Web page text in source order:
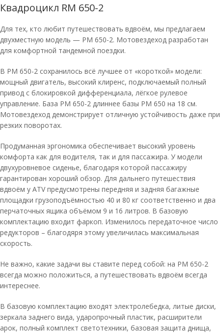
Квадроцикл RМ 650-2
Для тех, кто любит путешествовать вдвоём, мы предлагаем
двухместную модель — РМ 650-2. Мотовездеход разработан
для комфортной тандемной поездки.
В РМ 650-2 сохранилось всё лучшее от «короткой» модели:
мощный двигатель, высокий клиренс, подключаемый полный
привод с блокировкой дифференциала, лёгкое рулевое
управление. База РМ 650-2 длиннее базы РМ 650 на 18 см.
Мотовездеход демонстрирует отличную устойчивость даже при
резких поворотах.
Продуманная эргономика обеспечивает высокий уровень
комфорта как для водителя, так и для пассажира. У модели
двухуровневое сиденье, благодаря которой пассажиру
гарантирован хороший обзор. Для дальнего путешествия
вдвоём у ATV предусмотрены передняя и задняя багажные
площадки грузоподъёмностью 40 и 80 кг соответственно и два
перчаточных ящика объёмом 9 и 16 литров. В базовую
комплектацию входит фаркоп. Изменилось передаточное число
редукторов – благодяря этому увеличилась максимальная
скорость.
Не важно, какие задачи вы ставите перед собой: на РМ 650-2
всегда можно положиться, а путешествовать вдвоём всегда
интереснее.
В базовую комплектацию входят электролебедка, литые диски,
зеркала заднего вида, ударопрочный пластик, расширители
арок, полный комплект светотехники, базовая защита днища,